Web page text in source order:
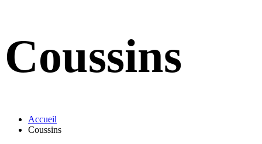
Coussins
Accueil
Coussins